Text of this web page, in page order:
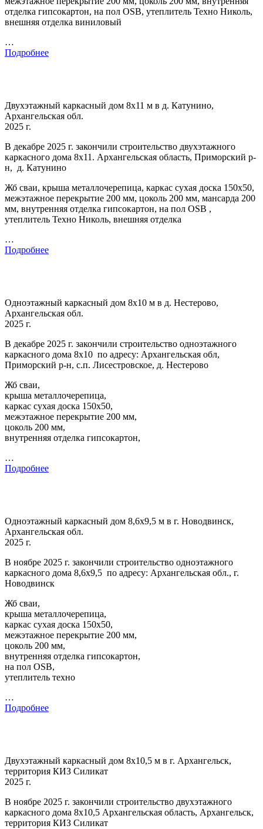
отделка гипсокартон, на пол OSB, утеплитель Техно Николь,
внешняя отделка виниловый
…
Подробнее
Двухэтажный каркасный дом 8х11 м в д. Катунино,
Архангельская обл.
2025 г.
В декабре 2025 г. закончили строительство двухэтажного
каркасного дома 8х11. Архангельская область, Приморский р-
н, д. Катунино
Жб сваи, крыша металлочерепица, каркас сухая доска 150х50,
межэтажное перекрытие 200 мм, цоколь 200 мм, мансарда 200
мм, внутренняя отделка гипсокартон, на пол OSB ,
утеплитель Техно Николь, внешняя отделка
…
Подробнее
Одноэтажный каркасный дом 8х10 м в д. Нестерово,
Архангельская обл.
2025 г.
В декабре 2025 г. закончили строительство одноэтажного
каркасного дома 8х10 по адресу: Архангельская обл,
Приморский р-н, с.п. Лисестровское, д. Нестерово
Жб сваи,
крыша металлочерепица,
каркас сухая доска 150х50,
межэтажное перекрытие 200 мм,
цоколь 200 мм,
внутренняя отделка гипсокартон,
…
Подробнее
Одноэтажный каркасный дом 8,6х9,5 м в г. Новодвинск,
Архангельская обл.
2025 г.
В ноябре 2025 г. закончили строительство одноэтажного
каркасного дома 8,6х9,5 по адресу: Архангельская обл., г.
Новодвинск
Жб сваи,
крыша металлочерепица,
каркас сухая доска 150х50,
межэтажное перекрытие 200 мм,
цоколь 200 мм,
внутренняя отделка гипсокартон,
на пол OSB,
утеплитель техно
…
Подробнее
Двухэтажный каркасный дом 8х10,5 м в г. Архангельск,
территория КИЗ Силикат
2025 г.
В ноябре 2025 г. закончили строительство двухэтажного
каркасного дома 8х10,5 Архангельская область, Архангельск,
территория КИЗ Силикат